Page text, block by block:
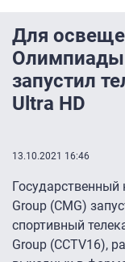
Для
Олимпиады
запустил
Ultra HD
13.10.2021 16:46
Государственный
Group (CMG)
спортивный
Group (CCTV16),